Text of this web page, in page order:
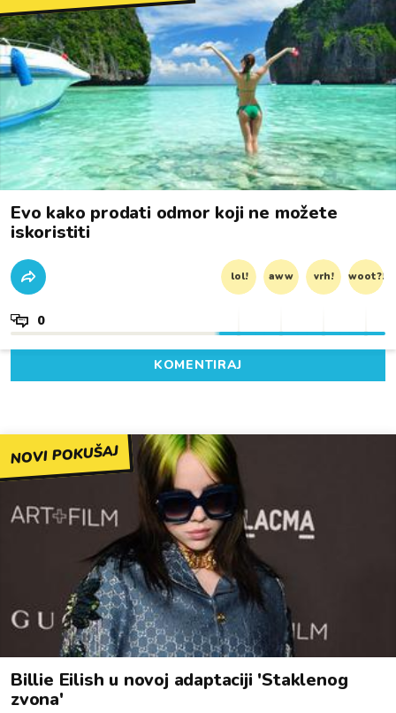
Evo kako prodati odmor koji ne možete
iskoristiti
lol! aww vrh! woot?!
0
KOMENTIRAJ
NOVI POKUŠAJ
Billie Eilish u novoj adaptaciji 'Staklenog
zvona'